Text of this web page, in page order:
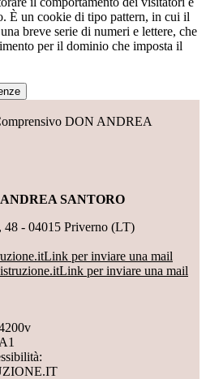
È un cookie di tipo pattern, in cui il
breve serie di numeri e lettere, che
per il dominio che imposta il
DON ANDREA
SANTORO
48 - 04015 Priverno (LT)
Link per inviare una mail
Link per inviare una mail